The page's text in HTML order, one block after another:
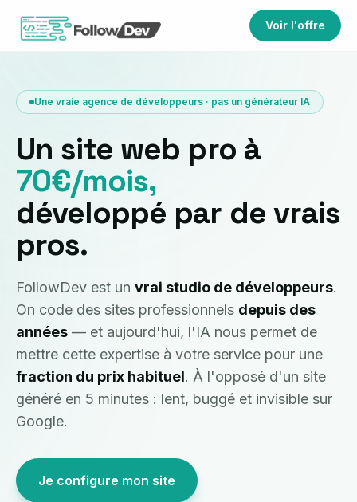
Voir l'offre
Une vraie agence de développeurs · pas un générateur IA
Un site web pro à
70€/mois,
développé par de vrais
pros.
FollowDev est un vrai studio de développeurs.
On code des sites professionnels depuis des
années — et aujourd'hui, l'IA nous permet de
mettre cette expertise à votre service pour une
fraction du prix habituel. À l'opposé d'un site
généré en 5 minutes : lent, buggé et invisible sur
Google.
Je configure mon site